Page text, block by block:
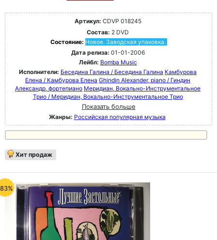
Артикул: CDVP 018245
Состав: 2 DVD
Состояние: Новое. Заводская упаковка.
Дата релиза: 01-01-2006
Лейбл: Bomba Music
Исполнители: Беседина Галина / Беседина Галина Камбурова
Елена / Камбурова Елена Ghindin Alexander, piano / Гиндин
Александр, фортепиано Меридиан, Вокально-Инструментальное
Трио / Меридиан, Вокально-Инструментальное Трио
Показать больше
Жанры: Российская популярная музыка
Хит продаж